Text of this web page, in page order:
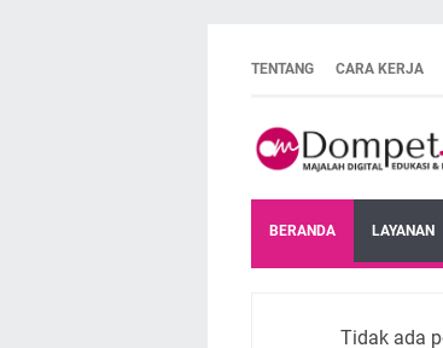
TENTANG CARA KERJA
BERANDA LAYANAN
Tidak ada